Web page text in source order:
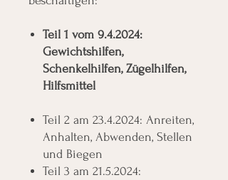
Teil 1 vom 9.4.2024:
Gewichtshilfen,
Schenkelhilfen, Zügelhilfen,
Hilfsmittel
Teil 2 am 23.4.2024: Anreiten,
Anhalten, Abwenden, Stellen
und Biegen
Teil 3 am 21.5.2024: